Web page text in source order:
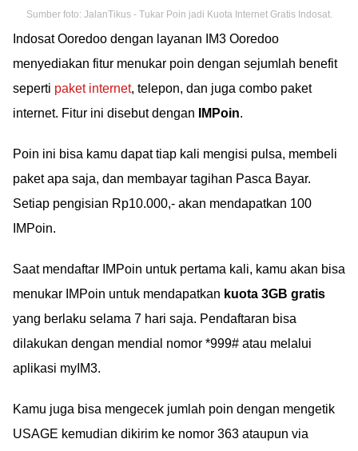
Sumber foto: JalanTikus - Tukar Poin jadi Kuota Internet Gratis Indosat.
Indosat Ooredoo dengan layanan IM3 Ooredoo
menyediakan fitur menukar poin dengan sejumlah benefit
seperti paket internet, telepon, dan juga combo paket
internet. Fitur ini disebut dengan
IMPoin.
Poin ini bisa kamu dapat tiap kali mengisi pulsa, membeli
paket apa saja, dan membayar tagihan Pasca Bayar.
Setiap pengisian Rp10.000,- akan mendapatkan 100
IMPoin.
Saat mendaftar IMPoin untuk pertama kali, kamu akan bisa
menukar IMPoin untuk mendapatkan kuota 3GB gratis
yang berlaku selama 7 hari saja. Pendaftaran bisa
dilakukan dengan mendial nomor *999# atau melalui
aplikasi myIM3.
Kamu juga bisa mengecek jumlah poin dengan mengetik
USAGE kemudian dikirim ke nomor 363 ataupun via